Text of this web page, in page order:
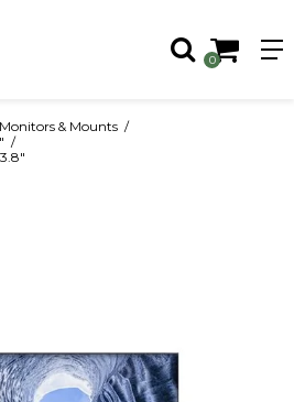
0
Monitors & Mounts /
/